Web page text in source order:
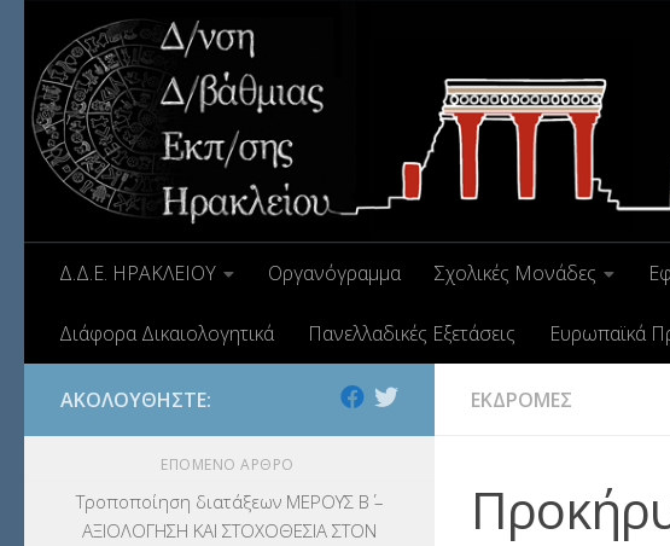
Δ.Δ.Ε. ΗΡΑΚΛΕΙΟΥ Οργανόγραμμα Σχολικές Μονάδες
Διάφορα Δικαιολογητικά Πανελλαδικές Εξετάσεις Ευρωπαϊκά
ΕΚΔΡΟΜΕΣ
ΑΚΟΛΟΥΘΉΣΤΕ:
ΕΠΌΜΕΝΟ ΆΡΘΡΟ
Τροποποίηση διατάξεων ΜΕΡΟΥΣ Β΄ –
ΑΞΙΟΛΟΓΗΣΗ ΚΑΙ ΣΤΟΧΟΘΕΣΙΑ ΣΤΟΝ